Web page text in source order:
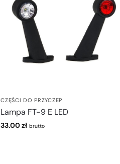
CZĘŚCI DO PRZYCZEP
Lampa FT-9 E LED
33.00zł brutto